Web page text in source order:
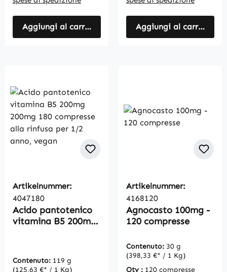
Aggiungi al carrello Aggiungi al carrello
Artikelnummer:
4047180
Acido pantotenico
vitamina B5 200mg
vegan
Contenuto: 119 g
(125,63 €* / 1 Kg)
Artikelnummer:
4168120
Agnocasto 100mg -
120 compresse
Contenuto: 30 g
(398,33 €* / 1 Kg)
Qty : 120 compresse